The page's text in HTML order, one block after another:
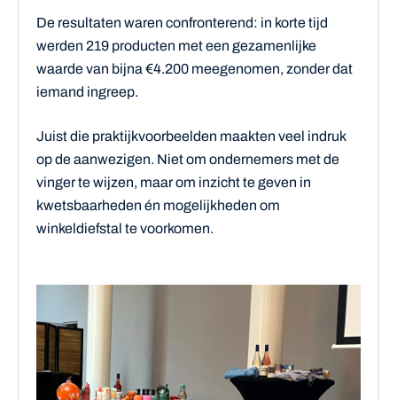
De resultaten waren confronterend: in korte tijd
werden 219 producten met een gezamenlijke
waarde van bijna €4.200 meegenomen, zonder dat
iemand ingreep.
Juist die praktijkvoorbeelden maakten veel indruk
op de aanwezigen. Niet om ondernemers met de
vinger te wijzen, maar om inzicht te geven in
kwetsbaarheden én mogelijkheden om
winkeldiefstal te voorkomen.